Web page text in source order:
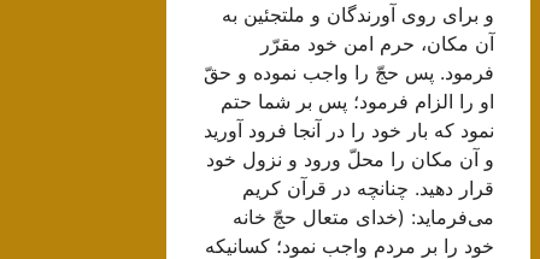
و براى روى آورندگان و ملتجئين به
آن مكان، حرم امن خود مقرّر
فرمود. پس حجّ را واجب نموده و حقّ
او را الزام فرمود؛ پس بر شما حتم
نمود كه بار خود را در آنجا فرود آوريد
و آن مكان را محلّ ورود و نزول خود
قرار دهيد. چنانچه در قرآن كريم
مى‌فرمايد: (خداى متعال حجّ خانه
خود را بر مردم واجب نمود؛ كسانيكه